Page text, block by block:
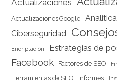
Actualizaciones
Actualizaciones Google
Ciberseguridad
Encriptación Estrategias de
Facebook Factores de SEO
Herramientas de SEO Informes